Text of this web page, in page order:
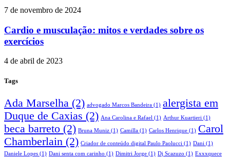
7 de novembro de 2024
Cardio e musculação: mitos e verdades sobre os
exercícios
4 de abril de 2023
Tags
Ada Marselha (2) advogado Marcos Bandeira (1) alergista em
Duque de Caxias (2) Ana Carolina e Rafael (1) Arthur Kuartieri (1)
beca barreto (2) Bruna Muniz (1) Camilla (1) Carlos Henrique (1) Carol
Chamberlain (2) Criador de conteúdo digital Paulo Paolucci (1) Dani (1)
Daniele Lopes (1) Dani senta com carinho (1) Dimitri Jorge (1) Dj Scazuzo (1) Exxxquece